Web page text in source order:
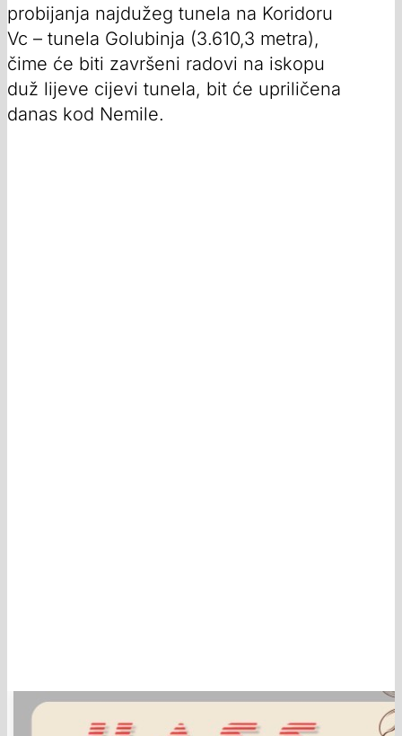
probijanja najdužeg tunela na Koridoru
Vc – tunela Golubinja (3.610,3 metra),
čime će biti završeni radovi na iskopu
duž lijeve cijevi tunela, bit će upriličena
danas kod Nemile.